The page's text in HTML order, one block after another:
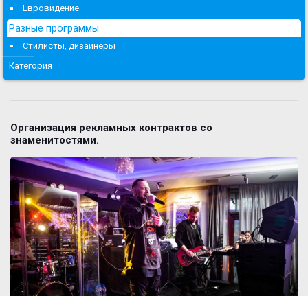
Евровидение
Разные программы
Стилисты, дизайнеры
Категория
Организация рекламных контрактов со
знаменитостями.